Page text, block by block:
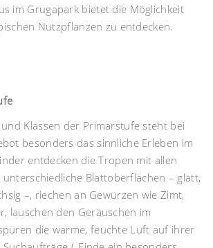
im Grugapark bietet die Möglichkeit
Nutzpflanzen zu entdecken.
Klassen der Primarstufe steht bei
besonders das sinnliche Erleben im
entdecken die Tropen mit allen
unterschiedliche Blattoberflächen – glatt,
–, riechen an Gewürzen wie Zimt,
lauschen den Geräuschen im
die warme, feuchte Luft auf ihrer